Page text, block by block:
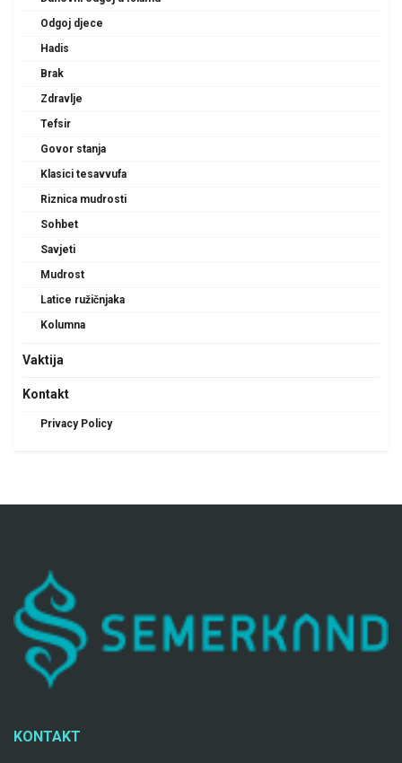
Odgoj djece
Hadis
Brak
Zdravlje
Tefsir
Govor stanja
Klasici tesavvufa
Riznica mudrosti
Sohbet
Savjeti
Mudrost
Latice ružičnjaka
Kolumna
Vaktija
Kontakt
Privacy Policy
KONTAKT